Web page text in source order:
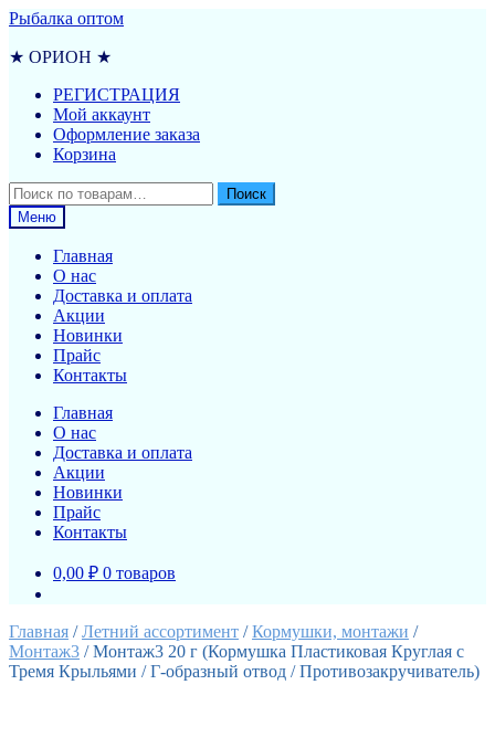
Перейти
навигации
Перейти
содержимому
Рыбалка оптом
★ ОРИОН ★
РЕГИСТРАЦИЯ
Мой аккаунт
Оформление заказа
Корзина
Искать:
Поиск
Меню
Главная
О нас
Доставка и оплата
Акции
Новинки
Прайс
Контакты
Главная
О нас
Доставка и оплата
Акции
Новинки
Прайс
Контакты
0,00 ₽ 0 товаров
Главная /Летний ассортимент /Кормушки, монтажи /
Монтаж3 /Монтаж3 20 г (Кормушка Пластиковая Круглая с
Тремя Крыльями / Г-образный отвод / Противозакручиватель)